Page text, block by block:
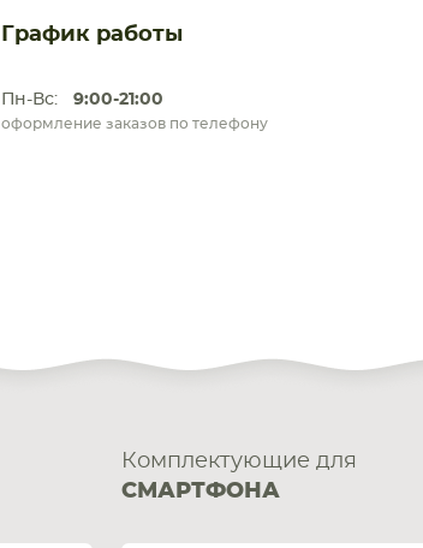
График работы
Пн-Вс: 9:00-21:00
оформление заказов по телефону
Комплектующие для
СМАРТФОНА